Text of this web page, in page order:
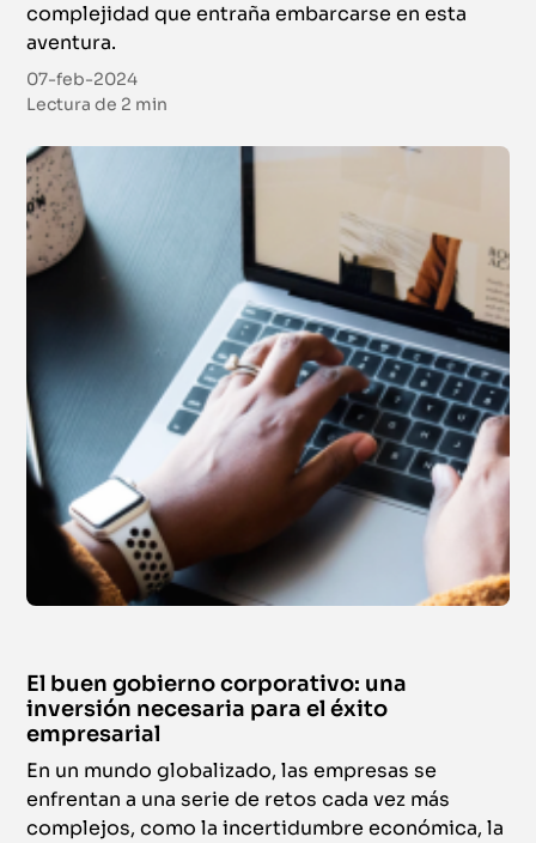
complejidad que entraña embarcarse en esta
aventura.
07-feb-2024
Lectura de 2 min
El buen gobierno corporativo: una
inversión necesaria para el éxito
empresarial
En un mundo globalizado, las empresas se
enfrentan a una serie de retos cada vez más
complejos, como la incertidumbre económica, la